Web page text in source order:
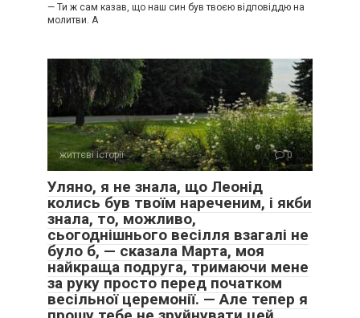
— Ти ж сам казав, що наш син був твоєю відповіддю на
молитви. А
життєві історії 0
Уляно, я не знала, що Леонід
колись був твоїм нареченим, і якби
знала, то, можливо,
сьогоднішнього весілля взагалі не
було б, — сказала Марта, моя
найкраща подруга, тримаючи мене
за руку просто перед початком
весільної церемонії. — Але тепер я